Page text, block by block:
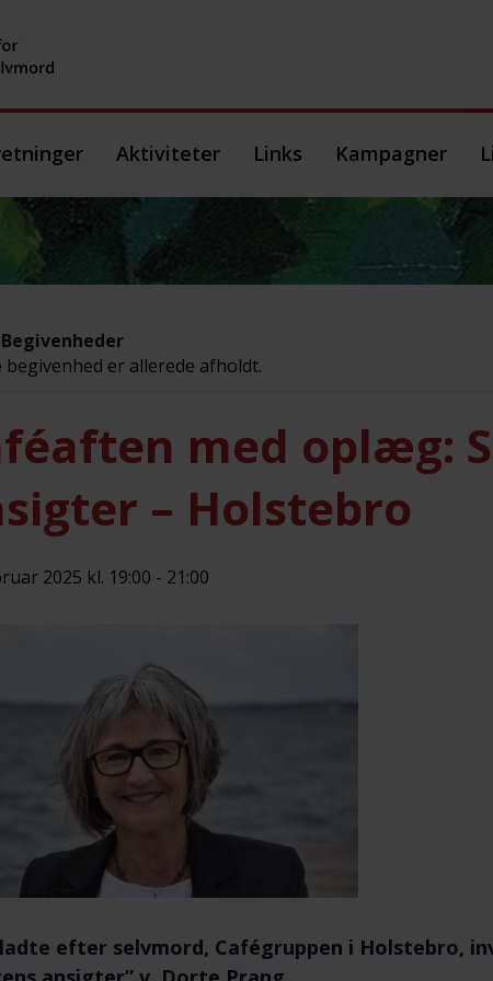
Aktiviteter Links Kampagner
begivenhed er allerede afholdt.
med oplæg:
– Holstebro
2025 kl. 19:00 - 21:00
efter selvmord, Cafégruppen i Holstebro,